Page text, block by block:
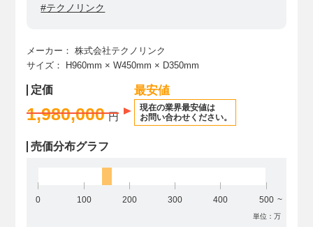
#テクノリンク
メーカー：
株式会社テクノリンク
サイズ：
H960mm × W450mm × D350mm
定価
1,980,000 円
最安値
現在の業界最安値は
お問い合わせください。
売価分布グラフ
0 100 200 300 400 500
単位：万